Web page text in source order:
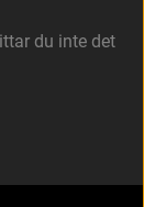
du inte det